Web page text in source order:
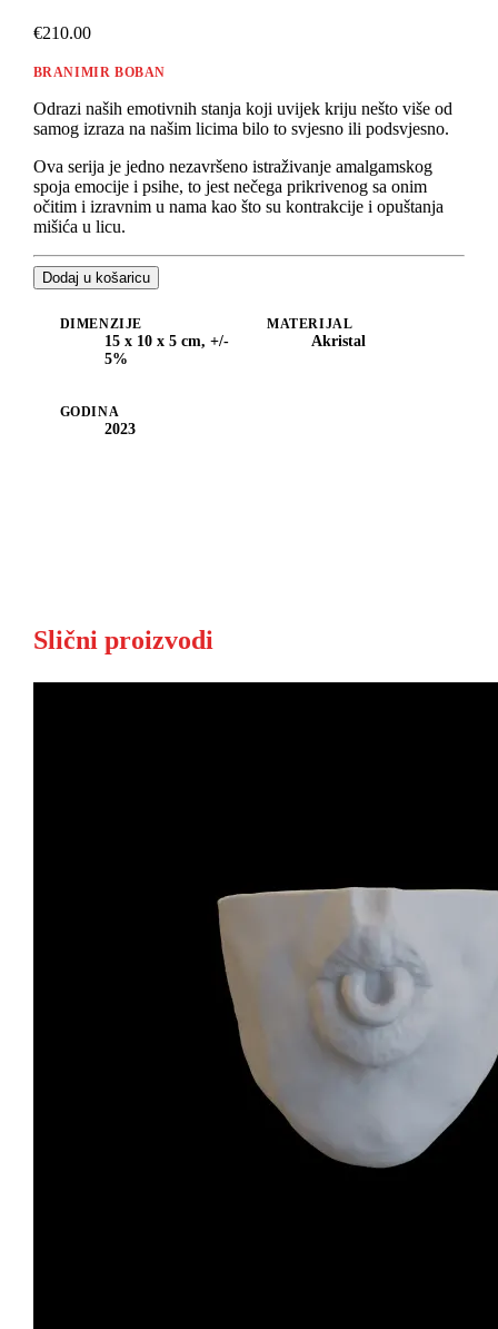
€210.00
BRANIMIR BOBAN
Odrazi naših emotivnih stanja koji uvijek kriju nešto više od
samog izraza na našim licima bilo to svjesno ili podsvjesno.
Ova serija je jedno nezavršeno istraživanje amalgamskog
spoja emocije i psihe, to jest nečega prikrivenog sa onim
očitim i izravnim u nama kao što su kontrakcije i opuštanja
mišića u licu.
Dodaj u košaricu
DIMENZIJE
15 x 10 x 5 cm, +/-
5%
MATERIJAL
Akristal
GODINA
2023
Slični proizvodi